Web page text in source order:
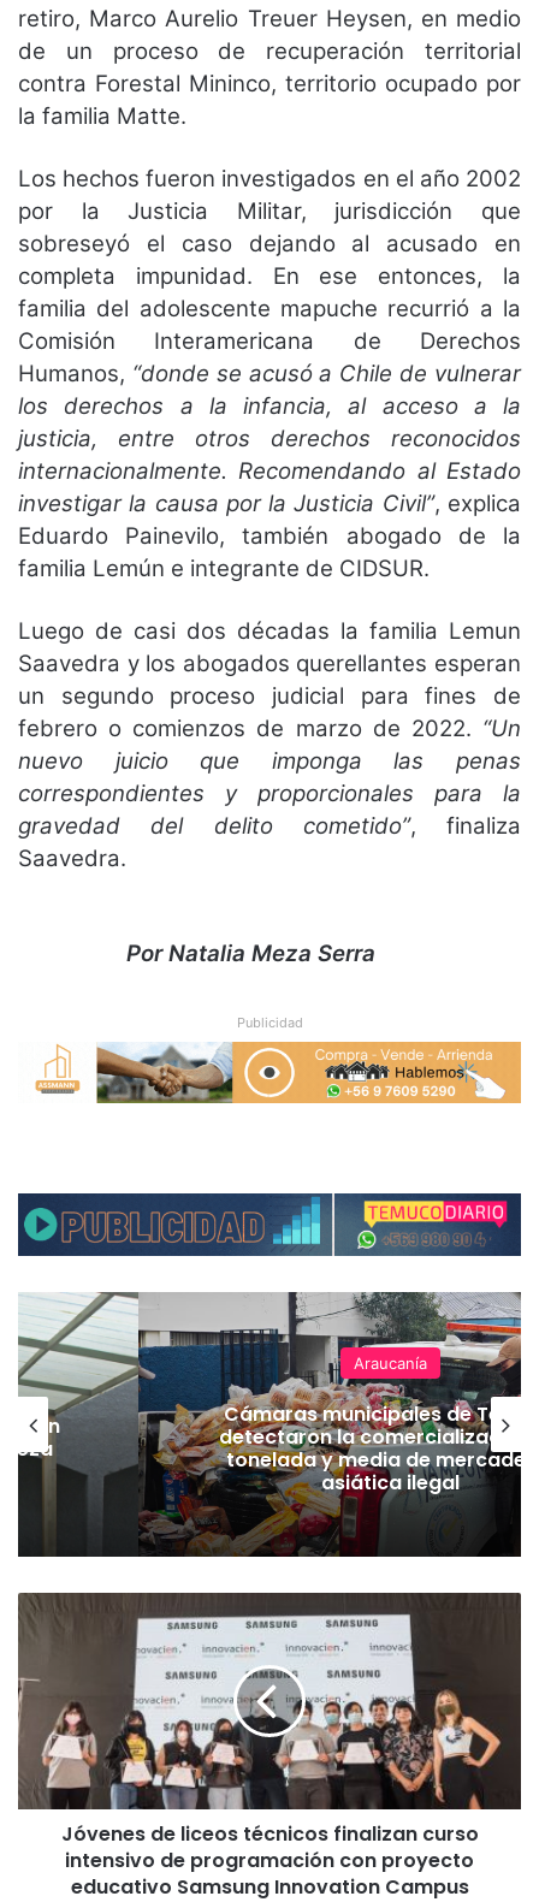
retiro, Marco Aurelio Treuer Heysen, en medio
de un proceso de recuperación territorial
contra Forestal Mininco, territorio ocupado por
la familia Matte.
Los hechos fueron investigados en el año 2002
por la Justicia Militar, jurisdicción que
sobreseyó el caso dejando al acusado en
completa impunidad. En ese entonces, la
familia del adolescente mapuche recurrió a la
Comisión Interamericana de Derechos
Humanos, “donde se acusó a Chile de vulnerar
los derechos a la infancia, al acceso a la
justicia, entre otros derechos reconocidos
internacionalmente. Recomendando al Estado
investigar la causa por la Justicia Civil”, explica
Eduardo Painevilo, también abogado de la
familia Lemún e integrante de CIDSUR.
Luego de casi dos décadas la familia Lemun
Saavedra y los abogados querellantes esperan
un segundo proceso judicial para fines de
febrero o comienzos de marzo de 2022. “Un
nuevo juicio que imponga las penas
correspondientes y proporcionales para la
gravedad del delito cometido”, finaliza
Saavedra.
Por Natalia Meza Serra
Publicidad
Araucanía
Cámaras municipales de
detectaron la comercialización
tonelada y media de
asiática ilegal
J
e
n
e
d
e
Jóvenes de liceos técnicos finalizan curso
intensivo de programación con proyecto
educativo Samsung Innovation Campus